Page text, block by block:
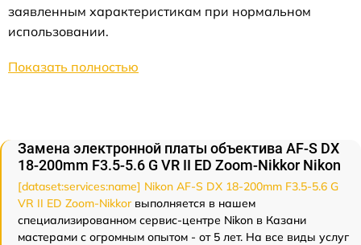
заявленным характеристикам при нормальном
использовании.
Показать полностью
Замена электронной платы объектива AF-S DX
18-200mm F3.5-5.6 G VR II ED Zoom-Nikkor Nikon
[dataset:services:name] Nikon AF-S DX 18-200mm F3.5-5.6 G
VR II ED Zoom-Nikkorвыполняется в нашем
специализированном сервис-центре Nikon в Казани
мастерами с огромным опытом - от 5 лет. На все виды услуг